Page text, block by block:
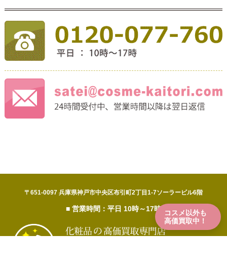
〒651-0097 兵庫県神戸市中央区布引町2丁目1-7ソーラービル6階
■ 営業時間：平日 10時～17時 コスメ以外も
高価買取中！